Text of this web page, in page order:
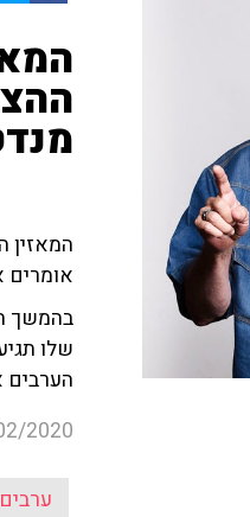
המאזין
אומרים
בהמשך
הערבים
2020
ערבים